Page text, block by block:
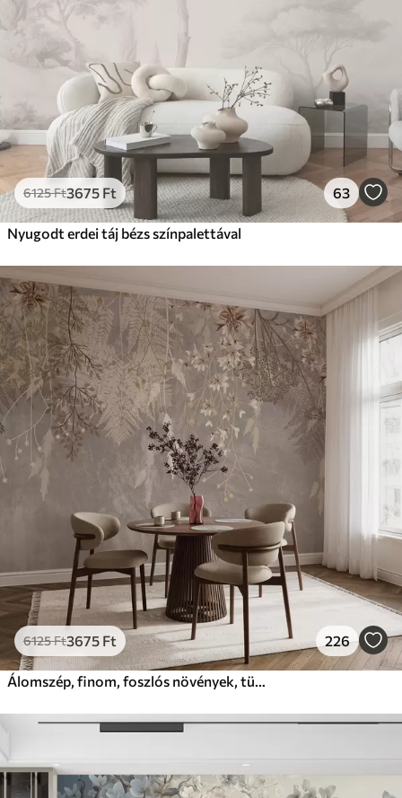
6125Ft3675 Ft 63
Nyugodt erdei táj bézs színpalettával
6125Ft3675 Ft 226